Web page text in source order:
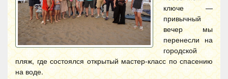
ключе —
привычный
вечер мы
перенесли на
городской
пляж, где состоялся открытый мастер-класс по спасению
на воде.